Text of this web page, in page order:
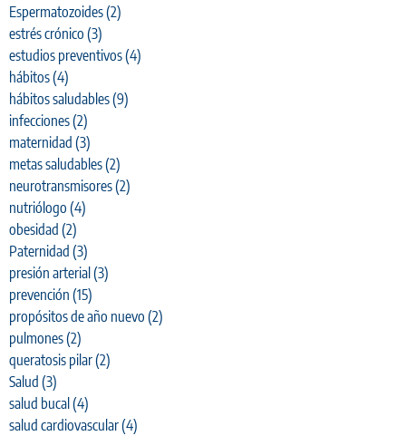
Espermatozoides(2)
estrés crónico (3)
estudios preventivos(4)
hábitos(4)
hábitos saludables(9)
infecciones(2)
maternidad (3)
metas saludables(2)
neurotransmisores(2)
nutriólogo (4)
obesidad (2)
Paternidad (3)
presión arterial(3)
prevención (15)
propósitos de año nuevo (2)
pulmones(2)
queratosis pilar(2)
Salud (3)
salud bucal(4)
salud cardiovascular(4)